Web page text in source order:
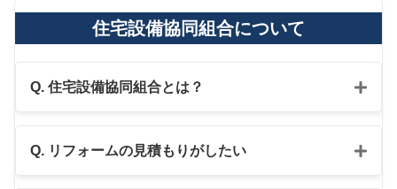
住宅設備協同組合について
Q. 住宅設備協同組合とは？
Q. リフォームの見積もりがしたい